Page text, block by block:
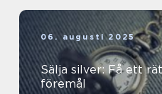
06. augusti 2025
Sälja silver: Få ett
föremål